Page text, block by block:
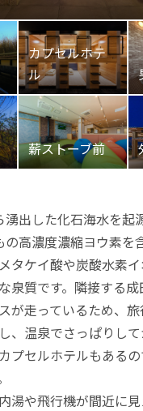
出した化石海水を起
の高濃度濃縮ヨウ素を
タケイ酸や炭酸水素
泉質です。隣接する
が走っているため、
、温泉でさっぱりし
プセルホテルもある
湯や飛行機が間近に